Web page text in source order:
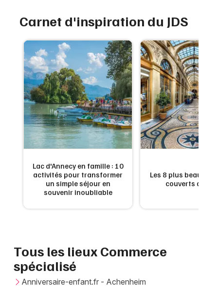
Foires & salons
Spectacles
Concerts
Sports
Soirées
Sorties famille
Newsletter des sorties
Marseille
Mulhouse
Montpellier
Nantes
Nice
Paris
Strasbourg
Toulouse
Toutes les villes
Carnet d'inspiration du JDS
Lac d'Annecy en famille : 10
activités pour transformer
un simple séjour en
souvenir inoubliable
Les 8 plus beaux
couverts de
Tous les lieux Commerce
spécialisé
Anniversaire-enfant.fr - Achenheim